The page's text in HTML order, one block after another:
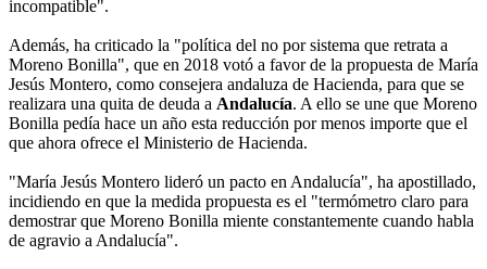
incompatible".
Además, ha criticado la "política del no por sistema que retrata a
Moreno Bonilla", que en 2018 votó a favor de la propuesta de María
Jesús Montero, como consejera andaluza de Hacienda, para que se
realizara una quita de deuda a Andalucía. A ello se une que Moreno
Bonilla pedía hace un año esta reducción por menos importe que el
que ahora ofrece el Ministerio de Hacienda.
"María Jesús Montero lideró un pacto en Andalucía", ha apostillado,
incidiendo en que la medida propuesta es el "termómetro claro para
demostrar que Moreno Bonilla miente constantemente cuando habla
de agravio a Andalucía".